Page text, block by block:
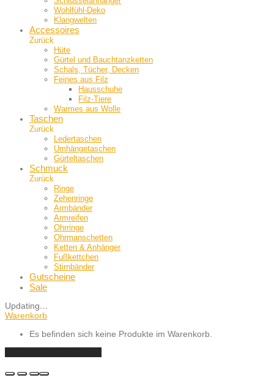
Wohlfühl-Deko
Klangwelten
Accessoires
Zurück
Hüte
Gürtel und Bauch­tanzketten
Schals, Tücher, Decken
Feines aus Filz
Hausschuhe
Filz-Tiere
Warmes aus Wolle
Taschen
Zurück
Ledertaschen
Umhängetaschen
Gürteltaschen
Schmuck
Zurück
Ringe
Zehenringe
Armbänder
Armreifen
Ohrringe
Ohrmanschetten
Ketten & Anhänger
Fußkettchen
Stirnbänder
Gutscheine
Sale
Updating…
Warenkorb
Es befinden sich keine Produkte im Warenkorb.